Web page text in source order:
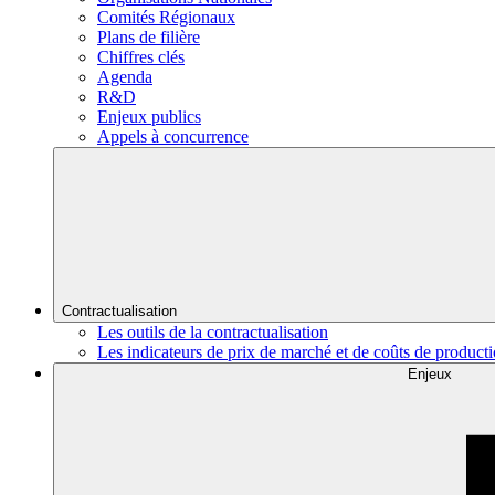
Comités Régionaux
Plans de filière
Chiffres clés
Agenda
R&D
Enjeux publics
Appels à concurrence
Contractualisation
Les outils de la contractualisation
Les indicateurs de prix de marché et de coûts de
Enjeux